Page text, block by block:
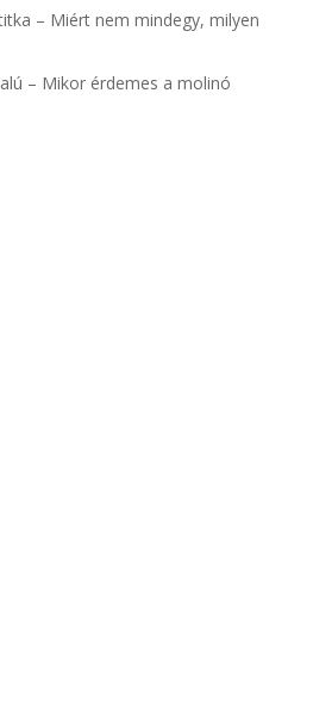
– Miért nem mindegy, milyen
– Mikor érdemes a molinó